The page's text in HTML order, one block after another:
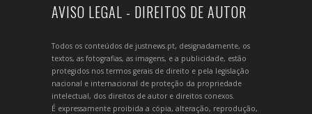
AVISO LEGAL - DIREITOS DE AUTOR
Todos os conteúdos de justnews.pt, designadamente, os
textos, as fotografias, as imagens, e a publicidade, estão
protegidos nos termos gerais de direito e pela legislação
nacional e internacional de proteção da propriedade
intelectual, dos direitos de autor e direitos conexos.
É expressamente proibida a cópia, alteração, reprodução,